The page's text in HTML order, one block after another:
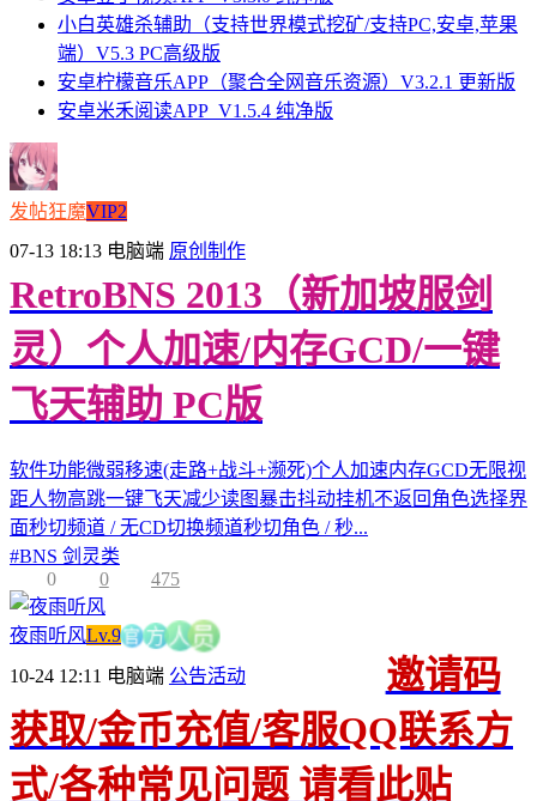
小白英雄杀辅助（支持世界模式挖矿/支持PC,安卓,苹果
端）V5.3 PC高级版
安卓柠檬音乐APP（聚合全网音乐资源）V3.2.1 更新版
安卓米禾阅读APP_V1.5.4 纯净版
发帖狂魔VIP2
07-13 18:13 电脑端 原创制作
RetroBNS 2013（新加坡服剑
灵）个人加速/内存GCD/一键
飞天辅助 PC版
软件功能微弱移速(走路+战斗+濒死)个人加速内存GCD无限视
距人物高跳一键飞天减少读图暴击抖动挂机不返回角色选择界
面秒切频道 / 无CD切换频道秒切角色 / 秒...
#BNS 剑灵类
0
0 475
夜雨听风Lv.9官 方 人 员
10-24 12:11 电脑端 公告活动
邀请码
获取/金币充值/客服QQ联系方
式/各种常见问题 请看此贴